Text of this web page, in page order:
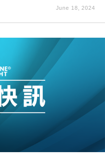
June 18, 2024